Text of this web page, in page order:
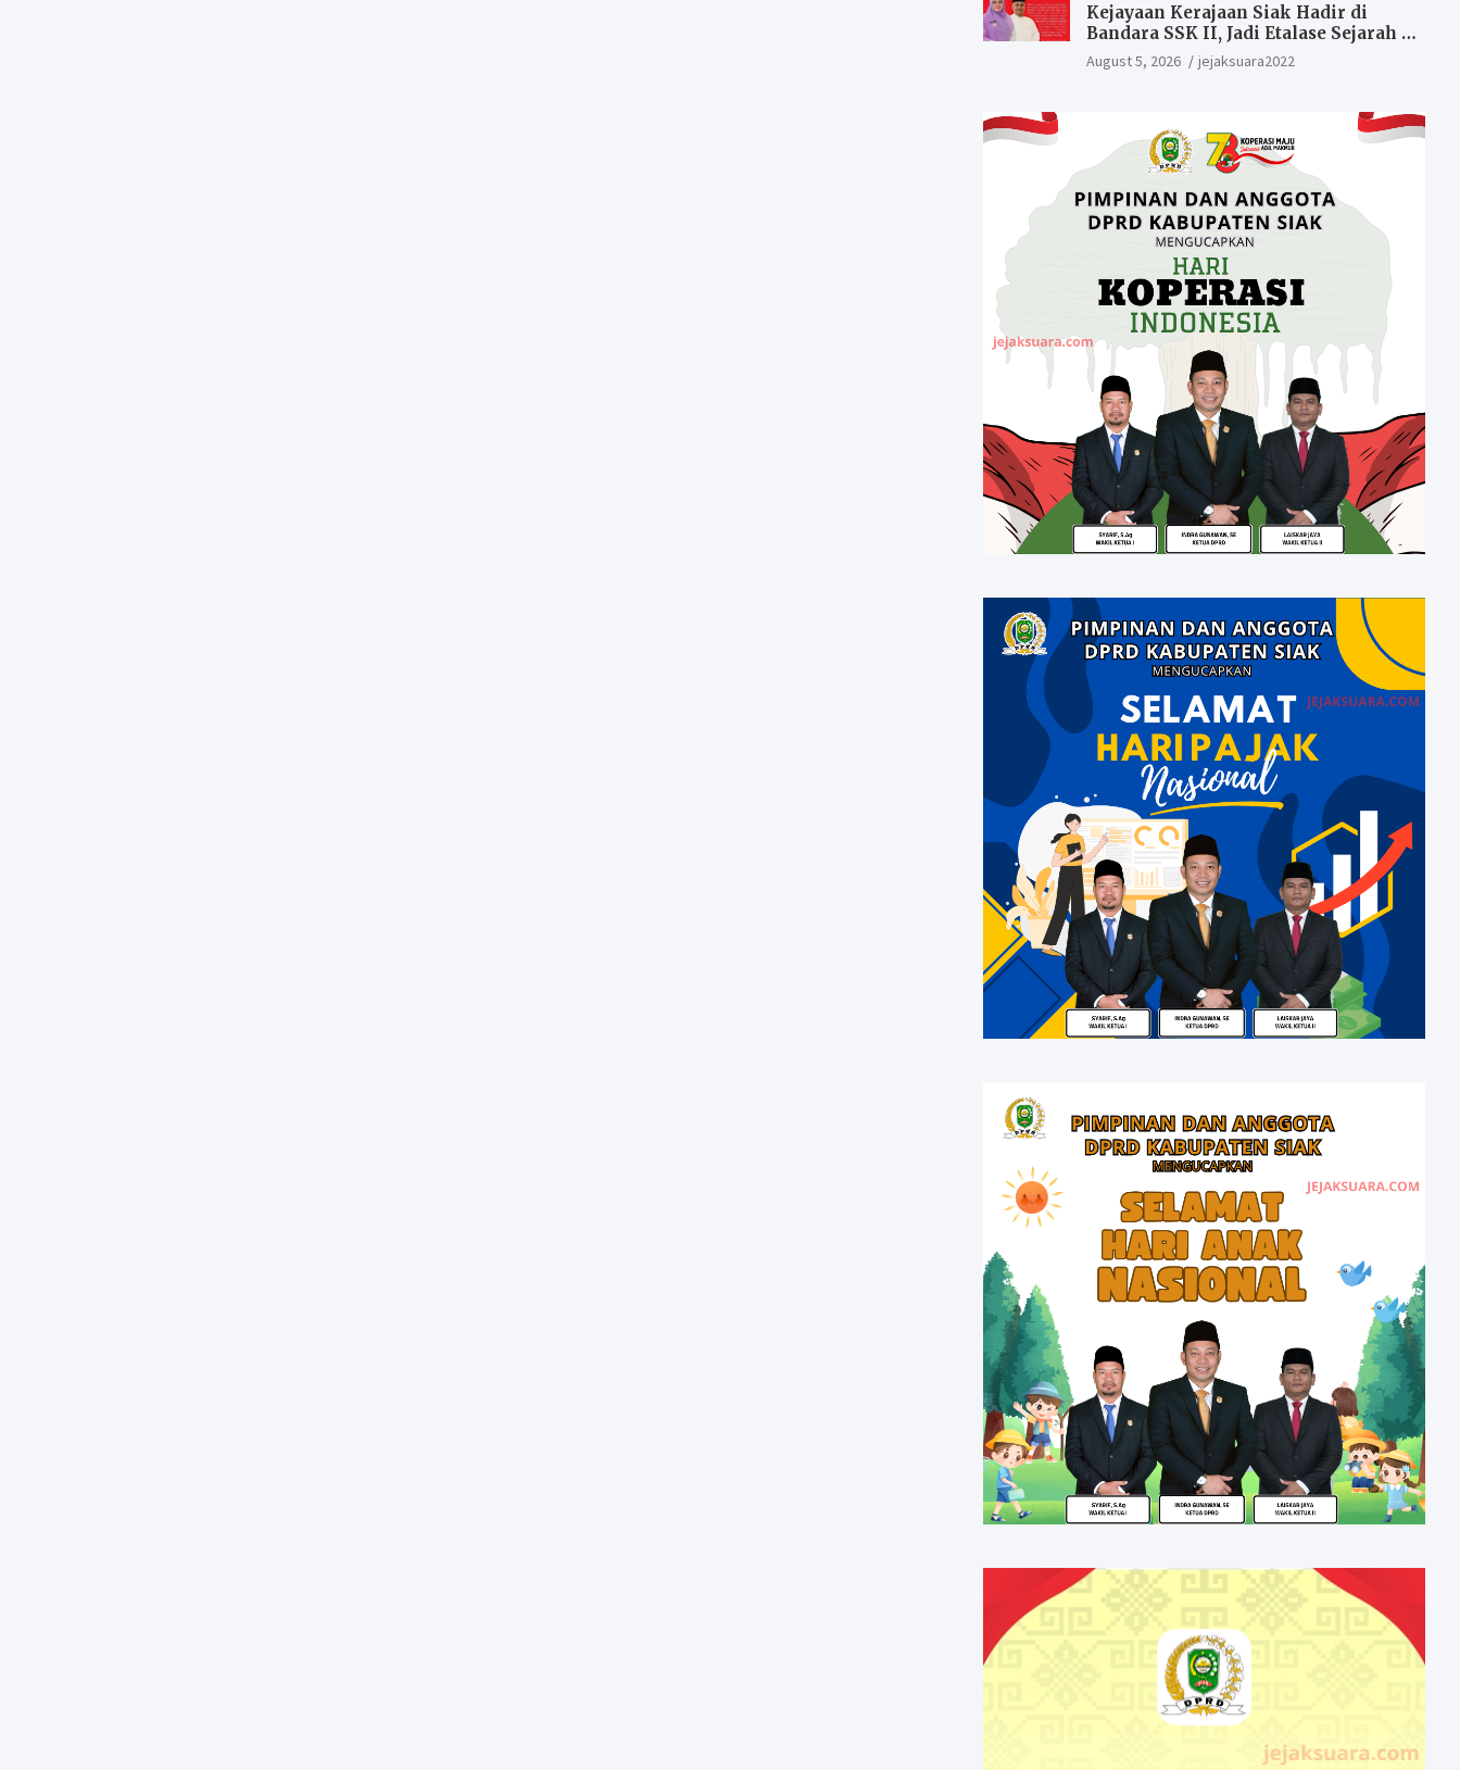
Kejayaan Kerajaan Siak Hadir di
Bandara SSK II, Jadi Etalase Sejarah di
Gerbang Riau
August 5, 2026 jejaksuara2022